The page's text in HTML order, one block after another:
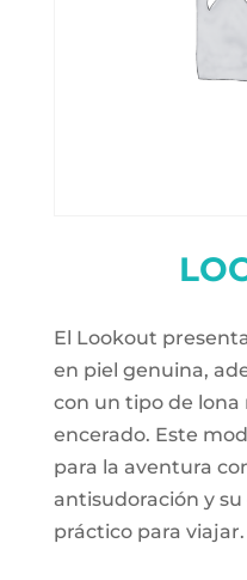
El Lookout
en piel genuina,
con un tipo de
encerado. Este
para la aventura
antisudoración y
práctico para viajar.